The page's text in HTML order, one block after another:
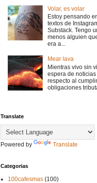
Volar, es volar
Estoy pensando
textos de
Substack. Tengo
menos alguien
era a...
Mear lava
Mientras vivo sin
espera de
respecto al
obligaciones
Translate
Powered by Translate
Categorias
100cafesmas (100)